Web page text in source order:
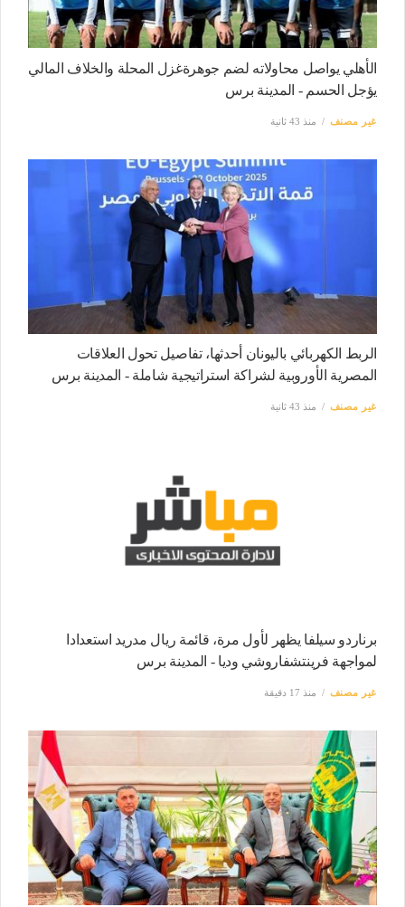
الأهلي يواصل محاولاته لضم جوهرةغزل المحلة والخلاف المالي
يؤجل الحسم - المدينة برس
غير مصنف منذ 43 ثانية
الربط الكهربائي باليونان أحدثها، تفاصيل تحول العلاقات
المصرية الأوروبية لشراكة استراتيجية شاملة - المدينة برس
غير مصنف منذ 43 ثانية
برناردو سيلفا يظهر لأول مرة، قائمة ريال مدريد استعدادا
لمواجهة فرينتشفاروشي وديا - المدينة برس
غير مصنف منذ 17 دقيقة